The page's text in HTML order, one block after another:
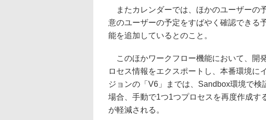
またカレンダーでは、ほかのユーザーの
意のユーザーの予定をすばやく確認できる
能を追加しているとのこと。
このほかワークフロー機能において、開
ロセス情報をエクスポートし、本番環境に
ジョンの「V6」までは、Sandbox環境で
場合、手動で1つ1つプロセスを再度作成す
が軽減される。